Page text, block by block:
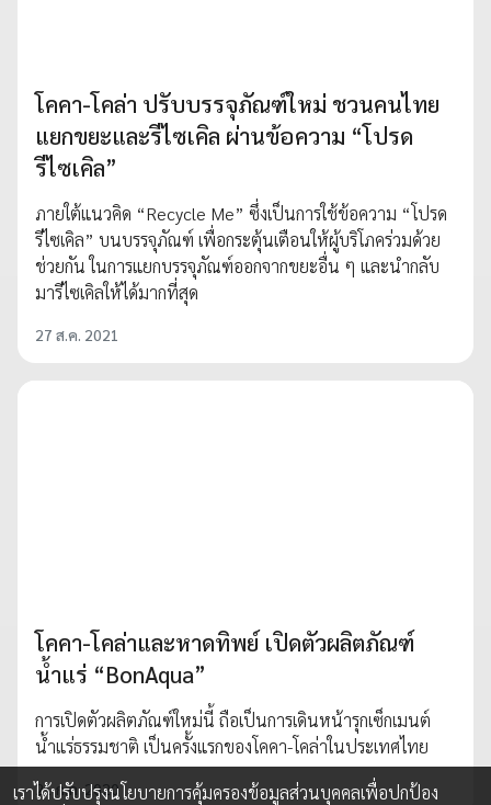
โคคา-โคล่า ปรับบรรจุภัณฑ์ใหม่ ชวนคนไทย
แยกขยะและรีไซเคิล ผ่านข้อความ “โปรด
รีไซเคิล”
ภายใต้แนวคิด “Recycle Me” ซึ่งเป็นการใช้ข้อความ “โปรด
รีไซเคิล” บนบรรจุภัณฑ์ เพื่อกระตุ้นเตือนให้ผู้บริโภคร่วมด้วย
ช่วยกัน ในการแยกบรรจุภัณฑ์ออกจากขยะอื่น ๆ และนำกลับ
มารีไซเคิลให้ได้มากที่สุด
27 ส.ค. 2021
โคคา-โคล่าและหาดทิพย์ เปิดตัวผลิตภัณฑ์
น้ำแร่ “BonAqua”
การเปิดตัวผลิตภัณฑ์ใหม่นี้ ถือเป็นการเดินหน้ารุกเซ็กเมนต์
น้ำแร่ธรรมชาติ เป็นครั้งแรกของโคคา-โคล่าในประเทศไทย
21 ก.ค. 2020
เราได้ปรับปรุงนโยบายการคุ้มครองข้อมูลส่วนบุคคลเพื่อปกป้อง